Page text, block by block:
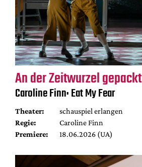
An der Zeitwurzel gepackt
Caroline Finn: Eat My Fear
Theater:
schauspiel erlangen
Regie:
Caroline Finn
Premiere:
18.06.2026 (UA)